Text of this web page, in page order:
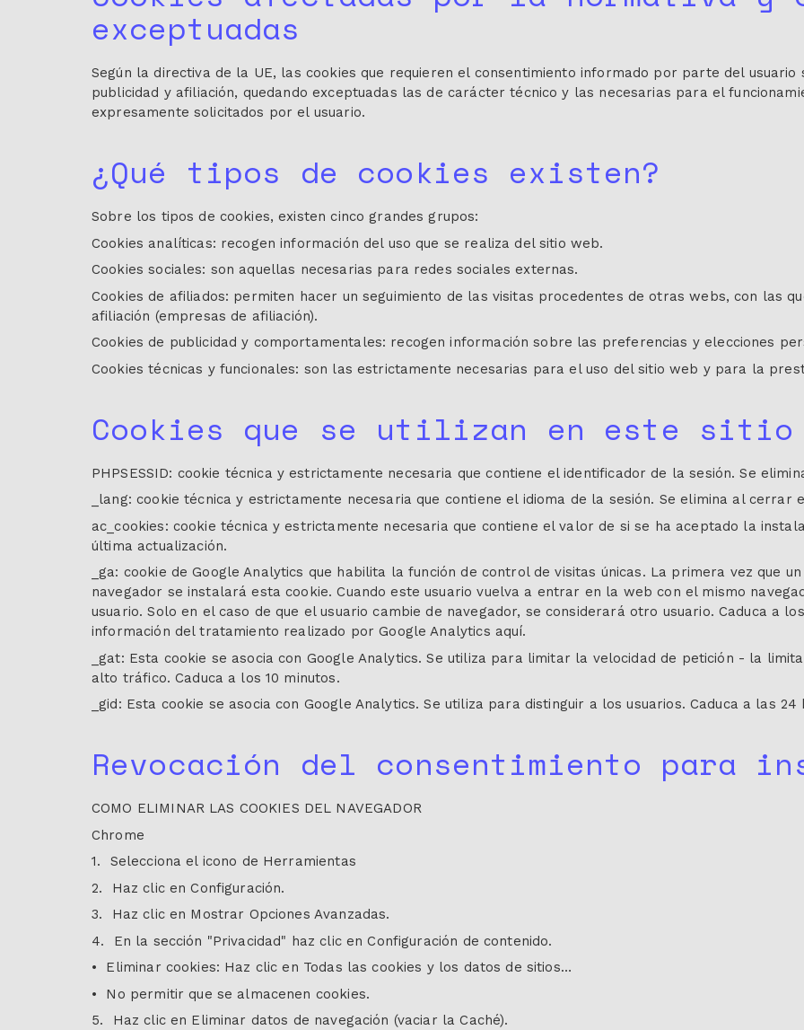
exceptuadas
Según la directiva de la UE, las cookies que requieren el consentimiento informado por parte del
publicidad y afiliación, quedando exceptuadas las de carácter técnico y las necesarias para el
expresamente solicitados por el usuario.
¿Qué tipos de cookies existen?
Sobre los tipos de cookies, existen cinco grandes grupos:
Cookies analíticas: recogen información del uso que se realiza del sitio web.
Cookies sociales: son aquellas necesarias para redes sociales externas.
Cookies de afiliados: permiten hacer un seguimiento de las visitas procedentes de otras webs, con las
afiliación (empresas de afiliación).
Cookies de publicidad y comportamentales: recogen información sobre las preferencias y elecciones
Cookies técnicas y funcionales: son las estrictamente necesarias para el uso del sitio web y para la
Cookies que se utilizan en este sitio
PHPSESSID: cookie técnica y estrictamente necesaria que contiene el identificador de la sesión. Se
_lang: cookie técnica y estrictamente necesaria que contiene el idioma de la sesión. Se elimina al cerrar
ac_cookies: cookie técnica y estrictamente necesaria que contiene el valor de si se ha aceptado la
última actualización.
_ga: cookie de Google Analytics que habilita la función de control de visitas únicas. La primera vez que
navegador se instalará esta cookie. Cuando este usuario vuelva a entrar en la web con el mismo
usuario. Solo en el caso de que el usuario cambie de navegador, se considerará otro usuario. Caduca a
información del tratamiento realizado por Google Analytics aquí.
_gat: Esta cookie se asocia con Google Analytics. Se utiliza para limitar la velocidad de petición - la
alto tráfico. Caduca a los 10 minutos.
_gid: Esta cookie se asocia con Google Analytics. Se utiliza para distinguir a los usuarios. Caduca a las 24
Revocación del consentimiento para
COMO ELIMINAR LAS COOKIES DEL NAVEGADOR
Chrome
1. Selecciona el icono de Herramientas
2. Haz clic en Configuración.
3. Haz clic en Mostrar Opciones Avanzadas.
4. En la sección "Privacidad" haz clic en Configuración de contenido.
• Eliminar cookies: Haz clic en Todas las cookies y los datos de sitios…
• No permitir que se almacenen cookies.
5. Haz clic en Eliminar datos de navegación (vaciar la Caché).